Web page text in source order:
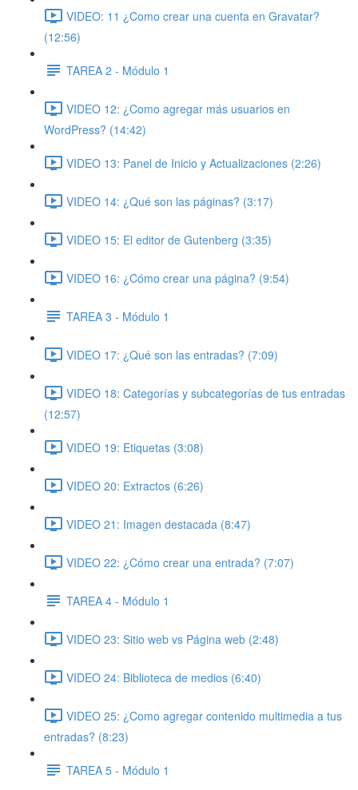
VIDEO: 11 ¿Como crear una cuenta en Gravatar?
(12:56)
TAREA 2 - Módulo 1
VIDEO 12: ¿Como agregar más usuarios en
WordPress? (14:42)
VIDEO 13: Panel de Inicio y Actualizaciones (2:26)
VIDEO 14: ¿Qué son las páginas? (3:17)
VIDEO 15: El editor de Gutenberg (3:35)
VIDEO 16: ¿Cómo crear una página? (9:54)
TAREA 3 - Módulo 1
VIDEO 17: ¿Qué son las entradas? (7:09)
VIDEO 18: Categorías y subcategorías de tus entradas
(12:57)
VIDEO 19: Etiquetas (3:08)
VIDEO 20: Extractos (6:26)
VIDEO 21: Imagen destacada (8:47)
VIDEO 22: ¿Cómo crear una entrada? (7:07)
TAREA 4 - Módulo 1
VIDEO 23: Sitio web vs Página web (2:48)
VIDEO 24: Biblioteca de medios (6:40)
VIDEO 25: ¿Como agregar contenido multimedia a tus
entradas? (8:23)
TAREA 5 - Módulo 1